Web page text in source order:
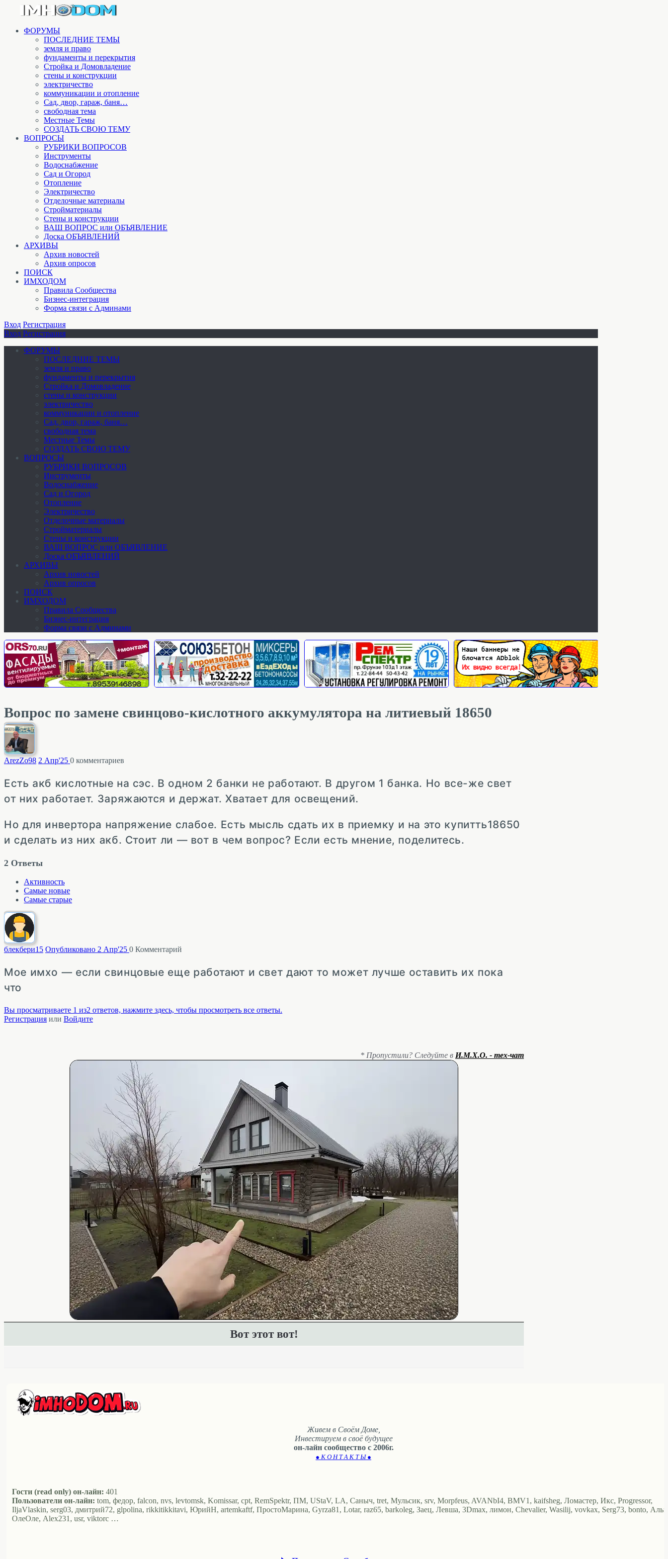
ФОРУМЫ
ПОСЛЕДНИЕ ТЕМЫ
земля и право
фундаменты и перекрытия
Стройка и Домовладение
стены и конструкции
электричество
коммуникации и отопление
Cад, двор, гараж, баня…
свободная тема
Местные Темы
СОЗДАТЬ СВОЮ ТЕМУ
ВОПРОСЫ
РУБРИКИ ВОПРОСОВ
Инструменты
Водоснабжение
Сад и Огород
Отопление
Электричество
Отделочные материалы
Стройматериалы
Стены и конструкции
ВАШ ВОПРОС или ОБЪЯВЛЕНИЕ
Доска ОБЪЯВЛЕНИЙ
АРХИВЫ
Архив новостей
Архив опросов
ПОИСК
ИМХОДОМ
Правила Сообщества
Бизнес-интеграция
Форма связи с Админами
Вход Регистрация
Вход Регистрация
ФОРУМЫ
ПОСЛЕДНИЕ ТЕМЫ
земля и право
фундаменты и перекрытия
Стройка и Домовладение
стены и конструкции
электричество
коммуникации и отопление
Cад, двор, гараж, баня…
свободная тема
Местные Темы
СОЗДАТЬ СВОЮ ТЕМУ
ВОПРОСЫ
РУБРИКИ ВОПРОСОВ
Инструменты
Водоснабжение
Сад и Огород
Отопление
Электричество
Отделочные материалы
Стройматериалы
Стены и конструкции
ВАШ ВОПРОС или ОБЪЯВЛЕНИЕ
Доска ОБЪЯВЛЕНИЙ
АРХИВЫ
Архив новостей
Архив опросов
ПОИСК
ИМХОДОМ
Правила Сообщества
Бизнес-интеграция
Форма связи с Админами
Вопрос по замене свинцово-кислотного аккумулятора на литиевый 18650
ArezZo98 2 Апр'25 0 комментариев
Есть акб кислотные на сэс. В одном 2 банки не работают. В другом 1 банка. Но все-же свет
от них работает. Заряжаются и держат. Хватает для освещений.
Но для инвертора напряжение слабое. Есть мысль сдать их в приемку и на это купитть18650
и сделать из них акб. Стоит ли — вот в чем вопрос? Если есть мнение, поделитесь.
2 Ответы
Активность
Самые новые
Самые старые
блекбери15 Опубликовано 2 Апр'25 0 Комментарий
Мое имхо — если свинцовые еще работают и свет дают то может лучше оставить их пока
что
Вы просматриваете 1 из2 ответов, нажмите здесь, чтобы просмотреть все ответы.
Регистрация или Войдите
* Пропустили? Следуйте в И.М.Х.О. - тех-чат
Вот этот вот!
Живем в Своём Доме,
Инвестируем в своё будущее
он-лайн сообщество с 2006г.
● К О Н Т А К Т Ы ●
Гости (read only) он-лайн: 401
Пользователи он-лайн: tom, федор, falcon, nvs, levtomsk, Komissar, cpt, RemSpektr, ПМ, UStaV, LA, Саныч, tret, Мульсик, srv, Morpfeus, AVANbI4, BMV1, kaifsheg, Ломастер, Икс, Progressor,
IljaVlaskin, serg03, дмитрий72, glpolina, rikkitikkitavi, ЮрийН, artemkaftf, ПростоМарина, Gyrza81, Lotar, raz65, barkoleg, Заец, Левша, 3Dmax, лимон, Chevalier, Wasilij, vovkax, Serg73, bonto,
ОлеОле, Alex231, usr, viktorc …